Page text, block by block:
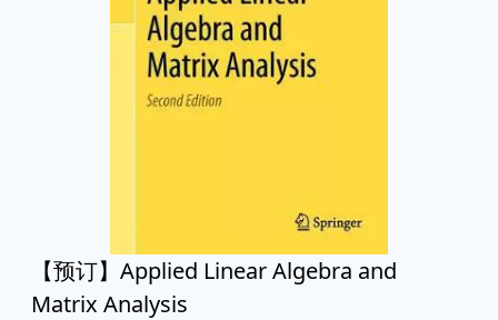
【预订】Applied Linear Algebra and
Matrix Analysis